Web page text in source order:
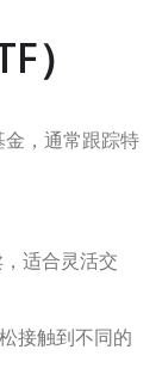
）
金，通常跟踪特
适合灵活交
接触到不同的